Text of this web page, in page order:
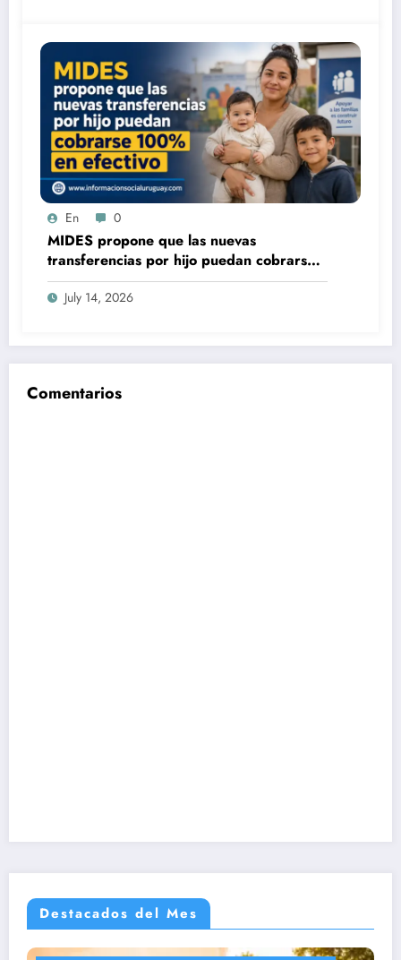
En 0
MIDES propone que las nuevas
transferencias por hijo puedan cobrarse
100% en efectivo: qué cambiaría desde
2027July 14, 2026
Comentarios
Destacados del Mes